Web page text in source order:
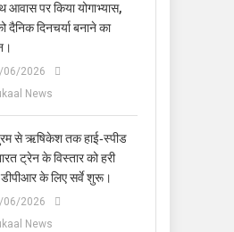
आवास पर किया योगाभ्यास,
दैनिक दिनचर्या बनाने का
06/2026
News
से ऋषिकेश तक हाई‑स्पीड
ट्रेन के विस्तार को हरी
के लिए सर्वे शुरू।
06/2026
News